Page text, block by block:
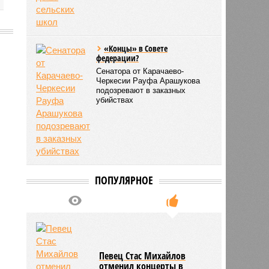
«Концы» в Совете
федерации?
Сенатора от Карачаево-
Черкесии Рауфа Арашукова
подозревают в заказных
убийствах
ПОПУЛЯРНОЕ
Певец Стас Михайлов
отменил концерты в